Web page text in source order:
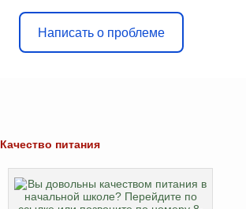
Написать о проблеме
Качество питания